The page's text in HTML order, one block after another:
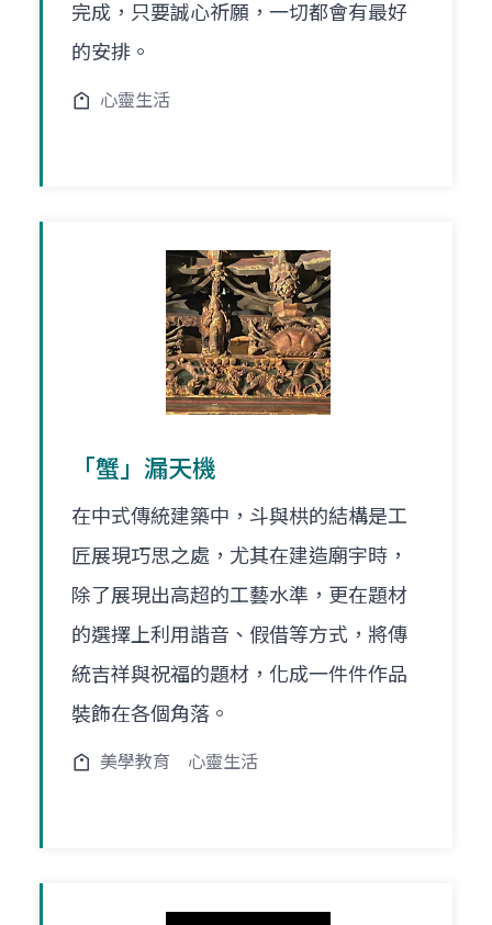
完成，只要誠心祈願，一切都會有最好
的安排。
心靈生活
「蟹」漏天機
在中式傳統建築中，斗與栱的結構是工
匠展現巧思之處，尤其在建造廟宇時，
除了展現出高超的工藝水準，更在題材
的選擇上利用諧音、假借等方式，將傳
統吉祥與祝福的題材，化成一件件作品
裝飾在各個角落。
美學教育 心靈生活